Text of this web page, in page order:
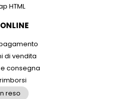
HTML
di vendita
consegna
reso